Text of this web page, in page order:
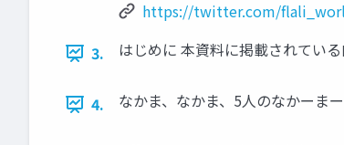
https://twitter.com/
3.
はじめに 本資料に掲載されてい
4. なかま、なかま、5人のなかーま